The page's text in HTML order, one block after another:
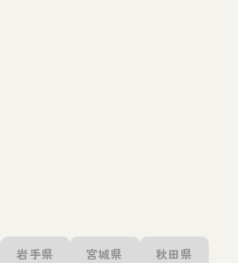
岩手県 宮城県 秋田県